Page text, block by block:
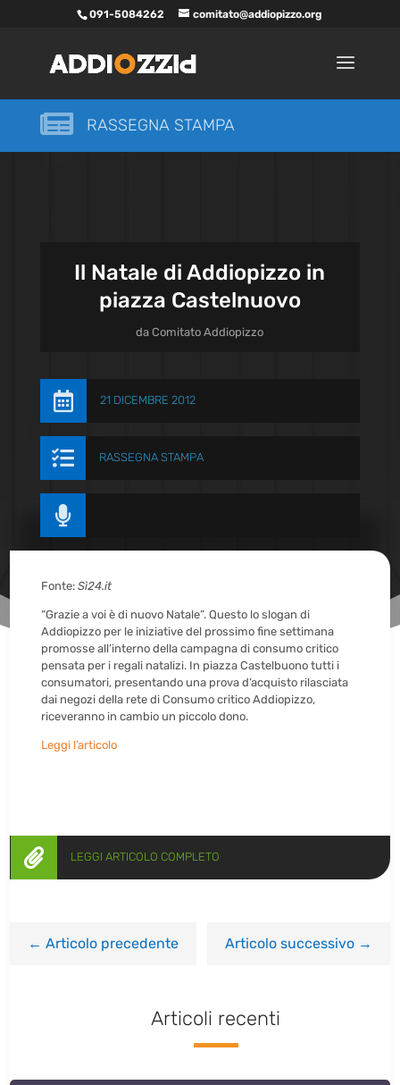
091-5084262 comitato@addiopizzo.org
 RASSEGNA STAMPA
Il Natale di Addiopizzo in
piazza Castelnuovo
daComitato Addiopizzo
 21 DICEMBRE 2012
 RASSEGNA STAMPA

Fonte:Sì24.it
“Grazie a voi è di nuovo Natale”. Questo lo slogan di
Addiopizzo per le iniziative del prossimo fine settimana
promosse all’interno della campagna di consumo critico
pensata per i regali natalizi. In piazza Castelbuono tutti i
consumatori, presentando una prova d’acquisto rilasciata
dai negozi della rete di Consumo critico Addiopizzo,
riceveranno in cambio un piccolo dono.
Leggi l’articolo
 LEGGI ARTICOLO COMPLETO
←Articolo precedente Articolo successivo→
Articoli recenti